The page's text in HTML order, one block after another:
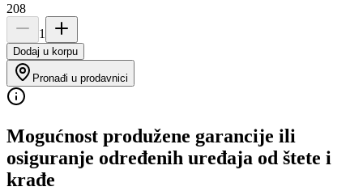
208
1
Dodaj u korpu
Pronađi u prodavnici
Mogućnost produžene garancije ili
osiguranje određenih uređaja od štete i
krađe